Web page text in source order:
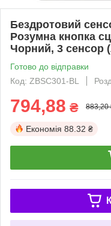
Бездротовий
Розумна кнопка
Чорний, 3 сенсор
Готово до відправки
Код: ZBSC301-BL
794,88 ₴ 883,20
Економія 88.32 ₴